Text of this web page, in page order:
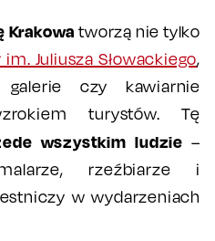
tworzą nie tylko
im. Juliusza Słowackiego,
czy kawiarnie
turystów. Tę
wszystkim ludzie –
rzeźbiarze i
w wydarzeniach